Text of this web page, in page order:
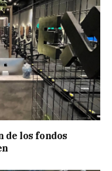
de los fondos